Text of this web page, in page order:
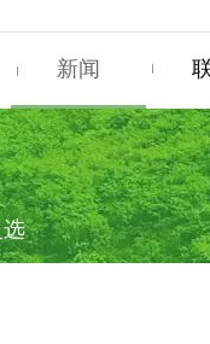
新闻